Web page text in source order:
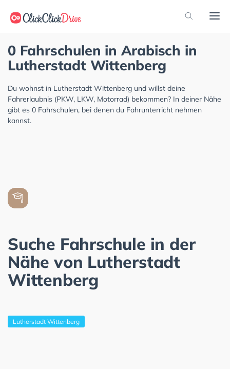
0 Fahrschulen in Arabisch in
Lutherstadt Wittenberg
Du wohnst in Lutherstadt Wittenberg und willst deine
Fahrerlaubnis (PKW, LKW, Motorrad) bekommen? In deiner Nähe
gibt es 0 Fahrschulen, bei denen du Fahrunterricht nehmen
kannst.
Suche Fahrschule in der
Nähe von Lutherstadt
Wittenberg
Lutherstadt Wittenberg